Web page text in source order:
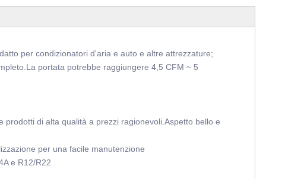
per condizionatori d'aria e auto e altre attrezzature;
portata potrebbe raggiungere 4,5 CFM ~ 5
di alta qualità a prezzi ragionevoli.Aspetto bello e
per una facile manutenzione
e R12/R22